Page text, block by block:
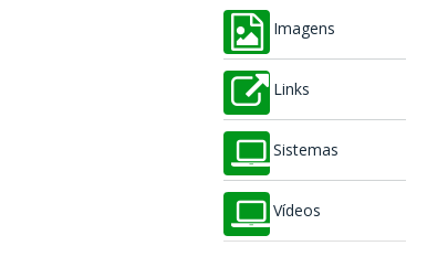
Imagens
Links
Sistemas
Vídeos